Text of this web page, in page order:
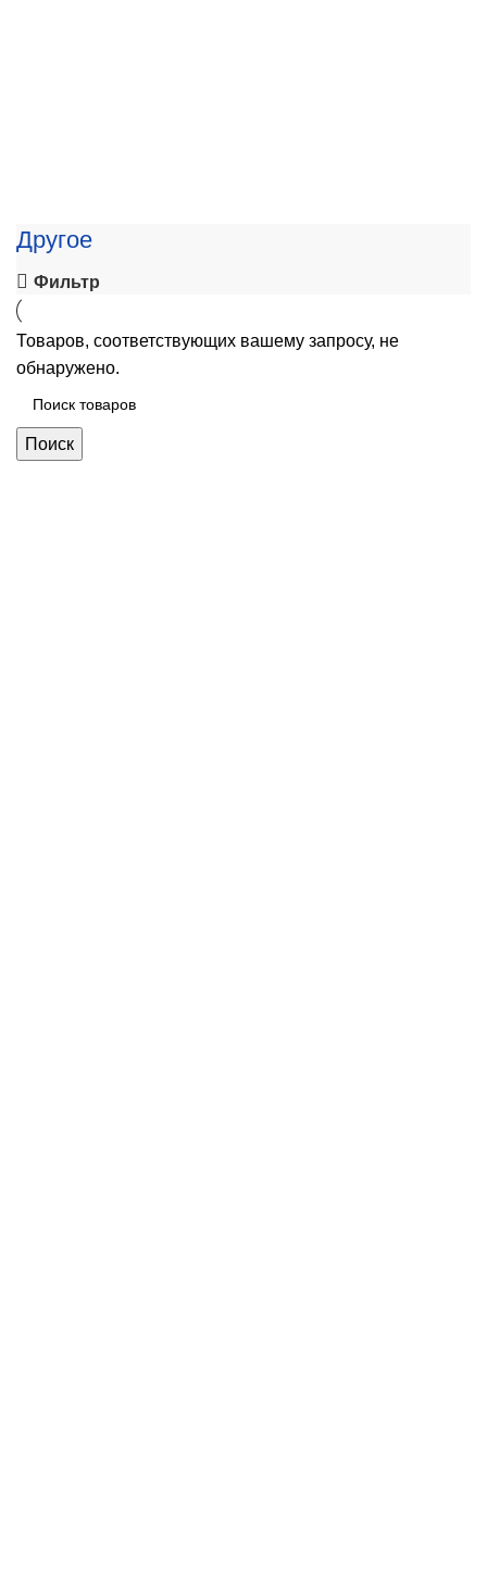
Другое
Фильтр
Товаров, соответствующих вашему запросу, не
обнаружено.
Поиск